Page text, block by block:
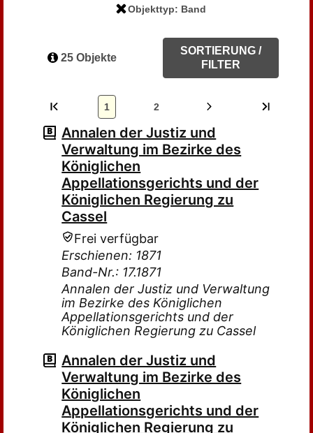
Objekttyp: Band
25 Objekte
SORTIERUNG /
FILTER
1 2
Annalen der Justiz und
Verwaltung im Bezirke des
Königlichen
Appellationsgerichts und der
Königlichen Regierung zu
Cassel
Frei verfügbar
Erschienen: 1871
Band-Nr.: 17.1871
Annalen der Justiz und Verwaltung
im Bezirke des Königlichen
Appellationsgerichts und der
Königlichen Regierung zu Cassel
Annalen der Justiz und
Verwaltung im Bezirke des
Königlichen
Appellationsgerichts und der
Königlichen Regierung zu